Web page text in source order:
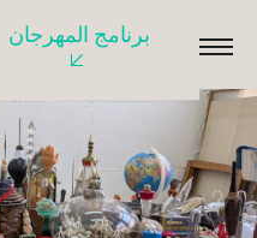
اقرأوا
المزيد
برنامج المهرجان